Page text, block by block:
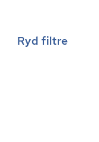
Ryd filtre